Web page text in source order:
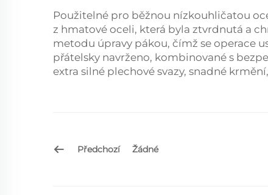
Použitelné pro běžnou nízkouhličatou
z hmatové oceli, která byla ztvrdnutá a
metodu úpravy pákou, čímž se operace
přátelsky navrženo, kombinované s
extra silné plechové svazy, snadné
Předchozí Žádné